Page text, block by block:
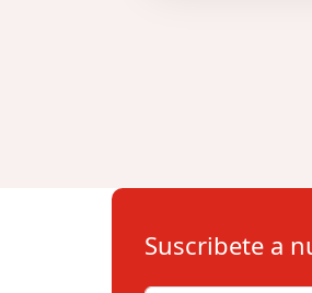
Suscribete a